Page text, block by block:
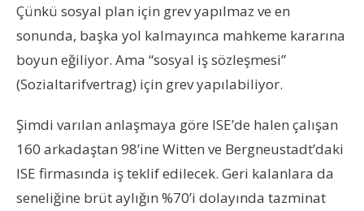
Çünkü sosyal plan için grev yapılmaz ve en
sonunda, başka yol kalmayınca mahkeme kararına
boyun eğiliyor. Ama “sosyal iş sözleşmesi”
(Sozialtarifvertrag) için grev yapılabiliyor.
Şimdi varılan anlaşmaya göre ISE’de halen çalışan
160 arkadaştan 98’ine Witten ve Bergneustadt’daki
ISE firmasında iş teklif edilecek. Geri kalanlara da
seneliğine brüt aylığın %70’i dolayında tazminat